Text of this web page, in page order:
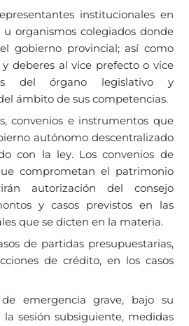
institucionales en
u organismos colegiados donde
gobierno provincial; así como
deberes al vice prefecto o vice
del órgano legislativo y
ámbito de sus competencias.
convenios e instrumentos que
autónomo descentralizado
con la ley. Los convenios de
comprometan el patrimonio
autorización del consejo
y casos previstos en las
que se dicten en la materia.
de partidas presupuestarias,
de crédito, en los casos
emergencia grave, bajo su
sesión subsiguiente, medidas